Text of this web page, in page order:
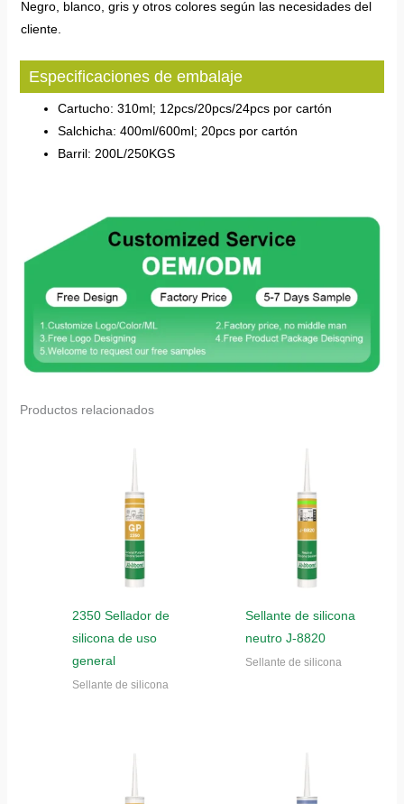
Negro, blanco, gris y otros colores según las necesidades del
cliente.
Especificaciones de embalaje
Cartucho: 310ml; 12pcs/20pcs/24pcs por cartón
Salchicha: 400ml/600ml; 20pcs por cartón
Barril: 200L/250KGS
Productos relacionados
2350 Sellador de
silicona de uso
general
Sellante de silicona
Sellante de silicona
neutro J-8820
Sellante de silicona